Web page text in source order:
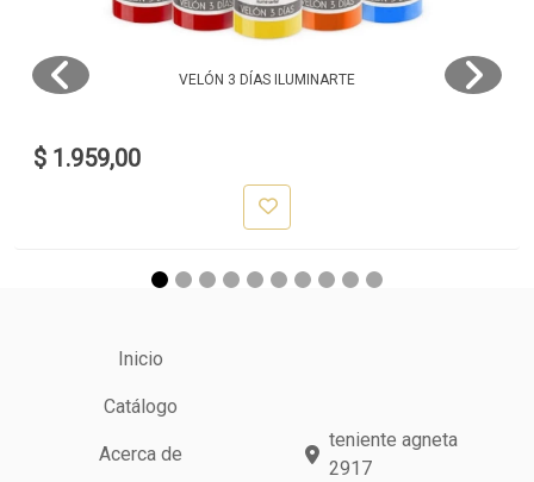
VELÓN 3 DÍAS ILUMINARTE
$ 1.959,00
Inicio
Catálogo
Acerca de
teniente agneta
2917